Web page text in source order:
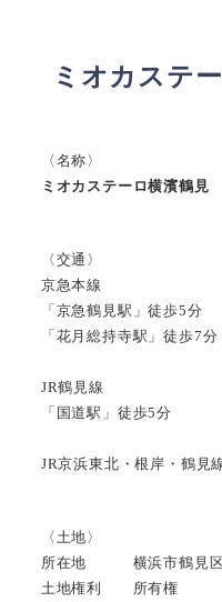
ミオカステ
〈名称〉
ミオカステーロ横濱鶴見
〈交通〉
京急本線
「京急鶴見駅」徒歩5分
「花月総持寺駅」徒歩7分
JR鶴見線
「国道駅」徒歩5分
JR京浜東北・根岸・鶴見
〈土地〉
所在地 横浜市鶴見区
土地権利 所有権